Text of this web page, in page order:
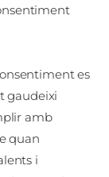
es
gaudeixi
amb
quan
i